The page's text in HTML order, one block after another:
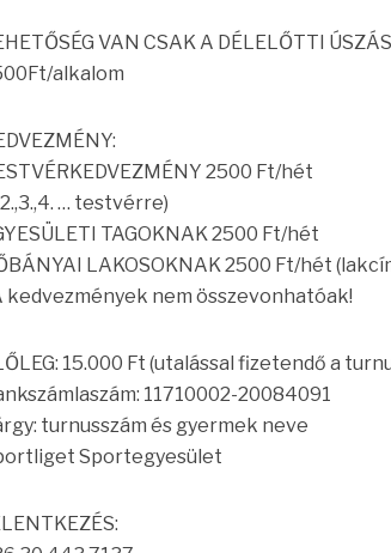
VAN CSAK A DÉLELŐTTI
alkalom
2500 Ft/hét
2.,3.,4. … testvérre)
TAGOKNAK 2500 Ft/hét
LAKOSOKNAK 2500 Ft/hét
kedvezmények nem összevonhatóak!
15.000 Ft (utalással fizetendő a
11710002-20084091
turnusszám és gyermek neve
Sportegyesület